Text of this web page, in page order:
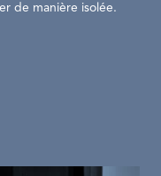
de manière isolée.